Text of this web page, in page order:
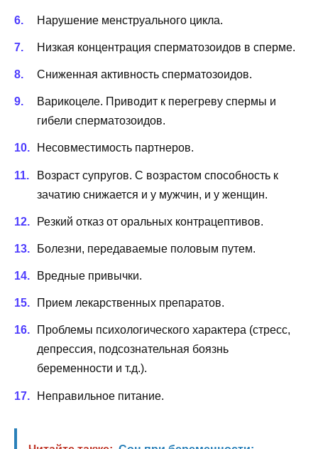
Нарушение менструального цикла.
Низкая концентрация сперматозоидов в сперме.
Сниженная активность сперматозоидов.
Варикоцеле. Приводит к перегреву спермы и
гибели сперматозоидов.
Несовместимость партнеров.
Возраст супругов. С возрастом способность к
зачатию снижается и у мужчин, и у женщин.
Резкий отказ от оральных контрацептивов.
Болезни, передаваемые половым путем.
Вредные привычки.
Прием лекарственных препаратов.
Проблемы психологического характера (стресс,
депрессия, подсознательная боязнь
беременности и т.д.).
Неправильное питание.